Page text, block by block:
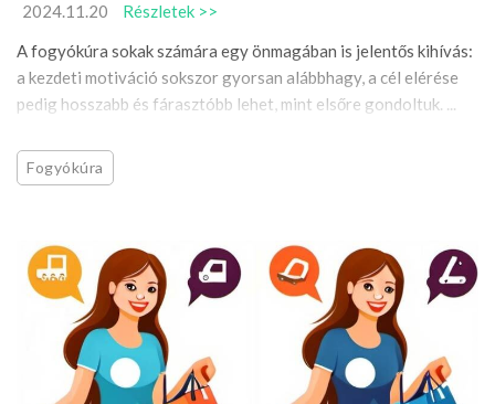
2024.11.20
Részletek >>
A fogyókúra sokak számára egy önmagában is jelentős kihívás:
a kezdeti motiváció sokszor gyorsan alábbhagy, a cél elérése
pedig hosszabb és fárasztóbb lehet, mint elsőre gondoltuk. ...
Fogyókúra